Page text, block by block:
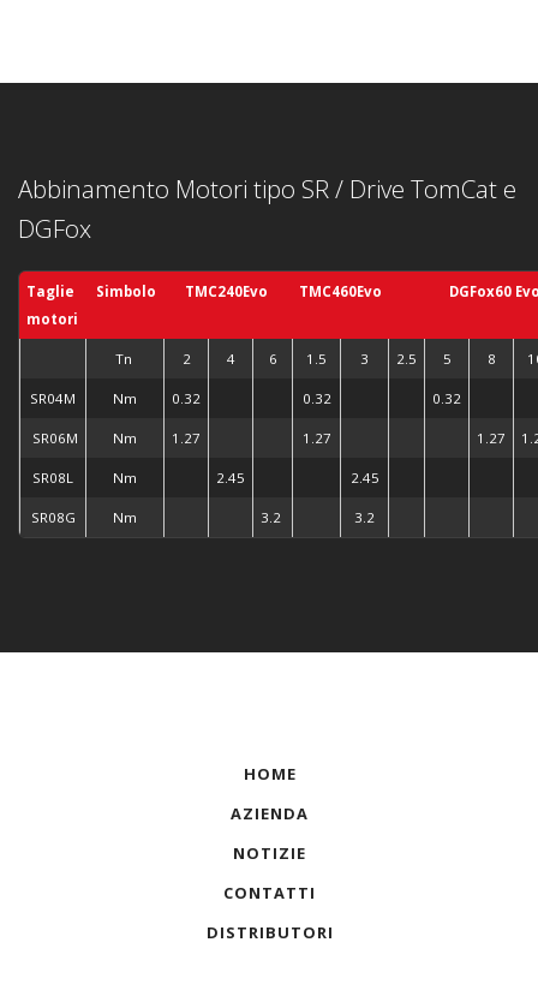
Abbinamento Motori tipo SR / Drive TomCat e
DGFox
Taglie
motori
Simbolo TMC240Evo TMC460Evo DGFox60
Tn 2 4 6 1.5 3 2.5 5 8
SR04M Nm 0.32 0.32 0.32
SR06M Nm 1.27 1.27 1.27
SR08L Nm 2.45 2.45
SR08G Nm 3.2 3.2
HOME
AZIENDA
NOTIZIE
CONTATTI
DISTRIBUTORI